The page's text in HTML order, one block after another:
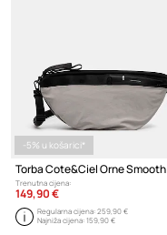
-5% u košarici*
Torba Cote&Ciel Orne Smooth
Trenutna cijena:
149,90 €
Regularna cijena:259,90 €
Najniža cijena:159,90 €